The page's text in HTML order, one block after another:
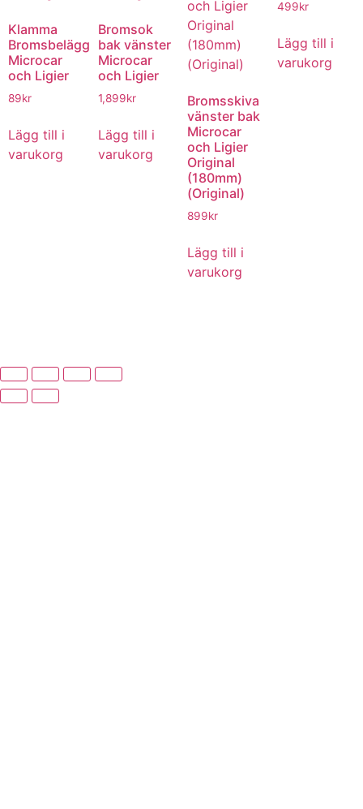
Klamma
Bromsbelägg
Microcar
och Ligier
89kr
Lägg till i
varukorg
Bromsok
bak vänster
Microcar
och Ligier
1,899kr
Lägg till i
varukorg
Bromsskiva
vänster bak
Microcar
och Ligier
Original
(180mm)
(Original)
899kr
Lägg till i
varukorg
499kr
Lägg till i
varukorg